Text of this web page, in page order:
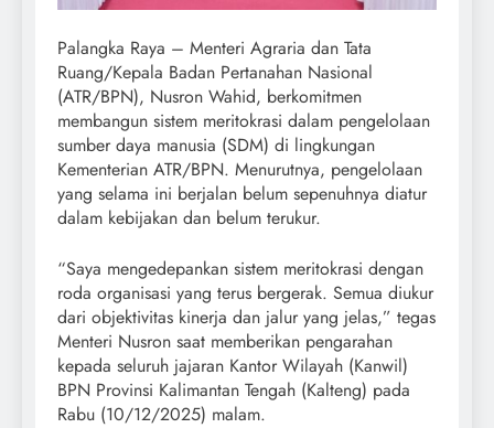
Palangka Raya – Menteri Agraria dan Tata
Ruang/Kepala Badan Pertanahan Nasional
(ATR/BPN), Nusron Wahid, berkomitmen
membangun sistem meritokrasi dalam pengelolaan
sumber daya manusia (SDM) di lingkungan
Kementerian ATR/BPN. Menurutnya, pengelolaan
yang selama ini berjalan belum sepenuhnya diatur
dalam kebijakan dan belum terukur.
“Saya mengedepankan sistem meritokrasi dengan
roda organisasi yang terus bergerak. Semua diukur
dari objektivitas kinerja dan jalur yang jelas,” tegas
Menteri Nusron saat memberikan pengarahan
kepada seluruh jajaran Kantor Wilayah (Kanwil)
BPN Provinsi Kalimantan Tengah (Kalteng) pada
Rabu (10/12/2025) malam.